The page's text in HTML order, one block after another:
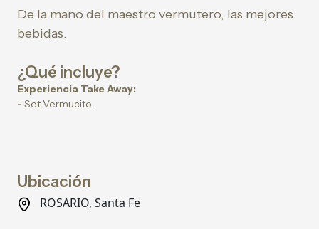
De la mano del maestro vermutero, las mejores
bebidas.
¿Qué incluye?
Experiencia Take Away:
- Set Vermucito.
Ubicación
ROSARIO, Santa Fe